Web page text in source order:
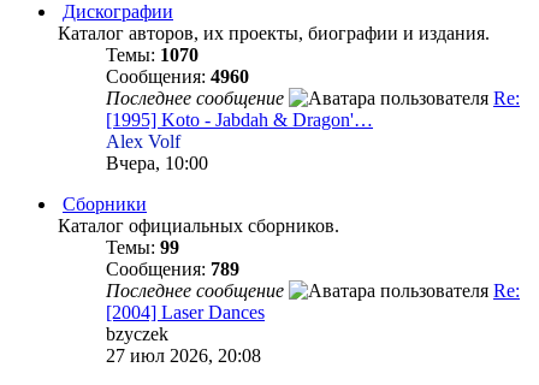
Дискографии
Каталог авторов, их проекты, биографии и издания.
Темы: 1070
Сообщения: 4960
Последнее сообщение
Re:
[1995] Koto - Jabdah & Dragon'…
Alex Volf
Вчера, 10:00
Сборники
Каталог официальных сборников.
Темы: 99
Сообщения: 789
Последнее сообщение
Re:
[2004] Laser Dances
bzyczek
27 июл 2026, 20:08